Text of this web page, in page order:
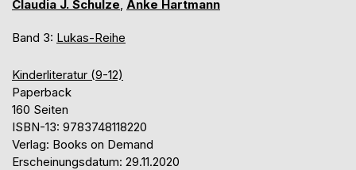
Claudia J. Schulze Anke Hartmann
Band 3: Lukas-Reihe
Kinderliteratur (9-12)
Paperback
160 Seiten
ISBN-13: 9783748118220
Verlag: Books on Demand
Erscheinungsdatum: 29.11.2020